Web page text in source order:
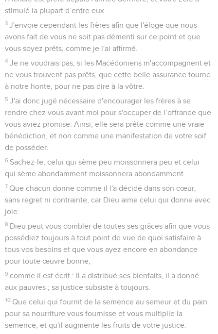
stimulé la plupart d’entre eux.
3 J'envoie cependant les frères afin que l'éloge que nous
avons fait de vous ne soit pas démenti sur ce point et que
vous soyez prêts, comme je l'ai affirmé.
4 Je ne voudrais pas, si les Macédoniens m'accompagnent et
ne vous trouvent pas prêts, que cette belle assurance tourne
à notre honte, pour ne pas dire à la vôtre.
5 J'ai donc jugé nécessaire d'encourager les frères à se
rendre chez vous avant moi pour s'occuper de l’offrande que
vous aviez promise. Ainsi, elle sera prête comme une vraie
bénédiction, et non comme une manifestation de votre soif
de posséder.
6 Sachez-le, celui qui sème peu moissonnera peu et celui
qui sème abondamment moissonnera abondamment.
7 Que chacun donne comme il l'a décidé dans son cœur,
sans regret ni contrainte, car Dieu aime celui qui donne avec
joie.
8 Dieu peut vous combler de toutes ses grâces afin que vous
possédiez toujours à tout point de vue de quoi satisfaire à
tous vos besoins et que vous ayez encore en abondance
pour toute œuvre bonne,
9 comme il est écrit : Il a distribué ses bienfaits, il a donné
aux pauvres ; sa justice subsiste à toujours.
10 Que celui qui fournit de la semence au semeur et du pain
pour sa nourriture vous fournisse et vous multiplie la
semence, et qu'il augmente les fruits de votre justice.